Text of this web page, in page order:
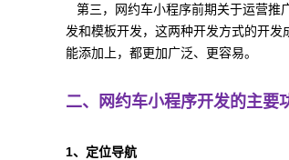
第三，网约车小程序前期关于运营推
发和模板开发，这两种开发方式的开
能添加上，都更加广泛、更容易。
二、网约车小程序开发的主要
1、定位导航